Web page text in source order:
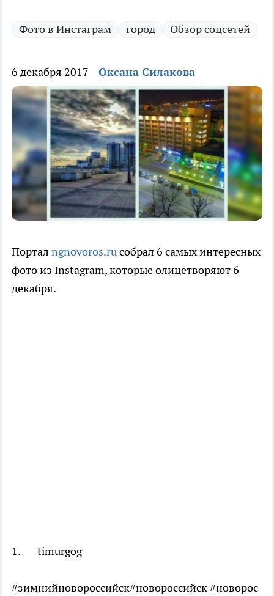
Фото в Инстаграм город Обзор соцсетей
6 декабря 2017 Оксана Силакова
Портал ngnovoros.ruсобрал 6 самых интересных
фото из Instagram, которые олицетворяют 6
декабря.
1. timurgog
#зимнийновороссийск#новороссийск #новорос